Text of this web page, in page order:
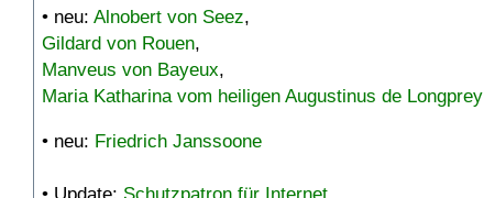
• neu: Alnobert von Seez,
Gildard von Rouen,
Manveus von Bayeux,
Maria Katharina vom heiligen Augustinus de Longprey
• neu: Friedrich Janssoone